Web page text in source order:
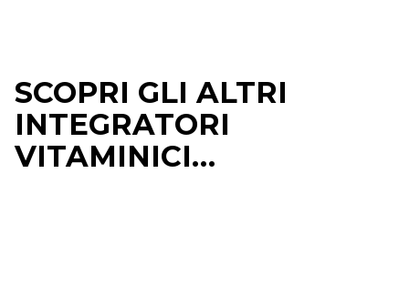
SCOPRI GLI ALTRI
INTEGRATORI
VITAMINICI…